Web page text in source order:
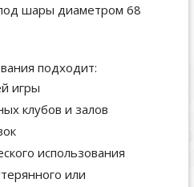
шары диаметром 68
подходит:
игры
клубов и залов
использования
или